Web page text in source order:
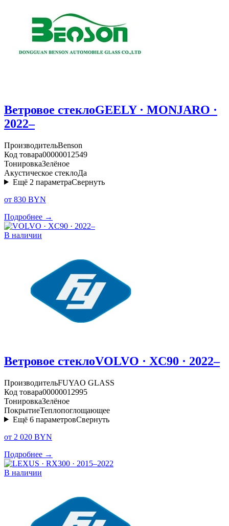
Ветровое стеклоGEELY · MONJARO ·
2022–
ПроизводительBenson
Код товара00000012549
ТонировкаЗелёное
Акустическое стеклоДа
Ещё 2 параметраСвернуть
от 830 BYN
Подробнее →
В наличии
Ветровое стеклоVOLVO · XC90 · 2022–
ПроизводительFUYAO GLASS
Код товара00000012995
ТонировкаЗелёное
ПокрытиеТеплопоглощающее
Ещё 6 параметровСвернуть
от 2 020 BYN
Подробнее →
В наличии